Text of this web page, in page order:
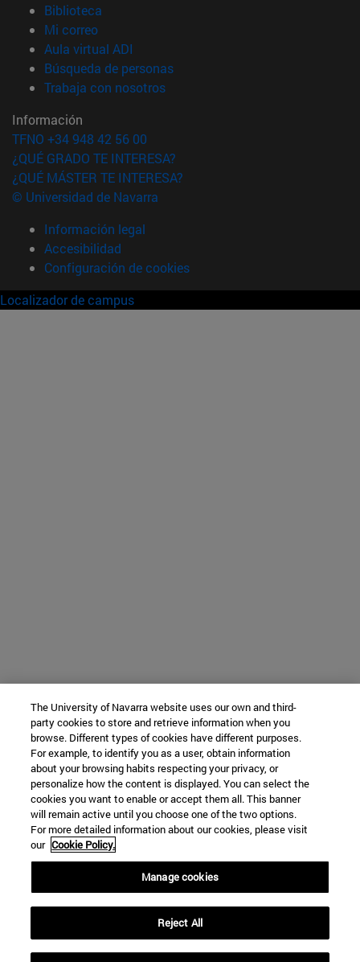
Biblioteca
Mi correo(abre en nueva ventana)
Aula virtual ADI
Búsqueda de personas(abre en nueva ventana)
Trabaja con nosotros(abre en nueva ventana)
Información
TFNO +34 948 42 56 00
¿QUÉ GRADO TE INTERESA?
¿QUÉ MÁSTER TE INTERESA?
© Universidad de Navarra
Información legal
Accesibilidad
Configuración de cookies
Localizador de campus
The University of Navarra website uses our own and third-
party cookies to store and retrieve information when you
browse. Different types of cookies have different purposes.
For example, to identify you as a user, obtain information
about your browsing habits respecting your privacy, or
personalize how the content is displayed. You can select the
cookies you want to enable or accept them all. This banner
will remain active until you choose one of the two options.
For more detailed information about our cookies, please visit
our Cookie Policy.
Manage cookies
Reject All